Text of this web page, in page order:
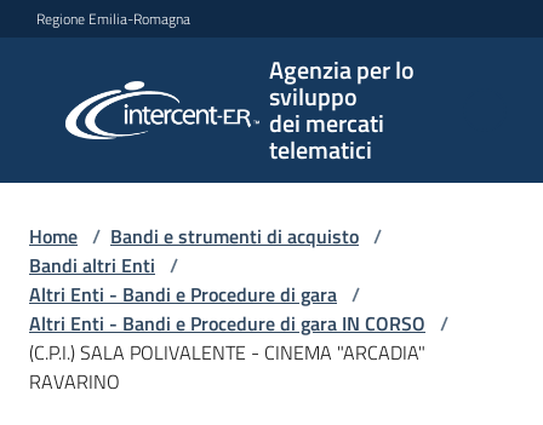
Vai al contenuto
Vai alla navigazione
Vai al footer
Regione Emilia-Romagna
Agenzia per lo
sviluppo
dei mercati
telematici
per lo
sviluppo
telematici
L'Agenzia
Home / Bandi e strumenti di acquisto /
Bandi altri Enti /
Altri Enti - Bandi e Procedure di gara /
Altri Enti - Bandi e Procedure di gara IN CORSO /
(C.P.I.) SALA POLIVALENTE - CINEMA "ARCADIA"
RAVARINO